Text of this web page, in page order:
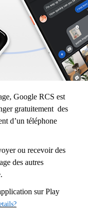
Google RCS est
gratuitement des
d’un téléphone
ou recevoir des
des autres
sur Play